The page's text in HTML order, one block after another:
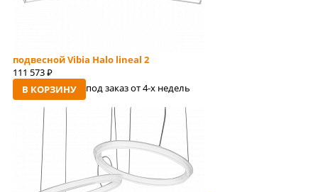
подвесной Vibia Halo lineal 2
111 573 руб
В КОРЗИНУ под заказ от 4-x недель